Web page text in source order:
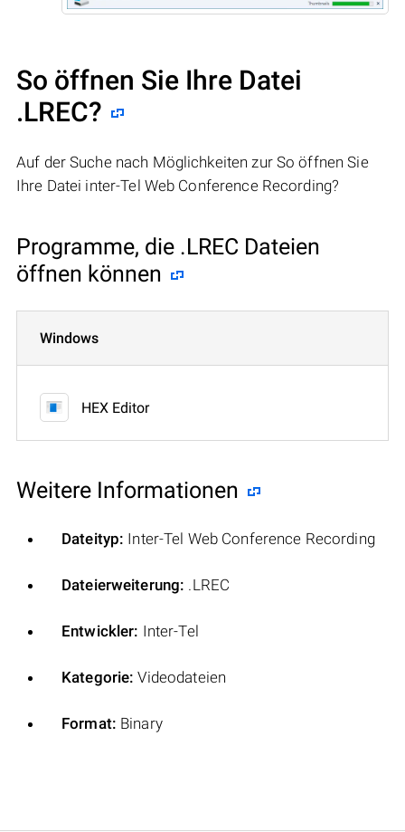
So öffnen Sie Ihre Datei
.LREC?
Auf der Suche nach Möglichkeiten zur So öffnen Sie
Ihre Datei inter-Tel Web Conference Recording?
Programme, die .LREC Dateien
öffnen können
Windows
HEX Editor
Weitere Informationen
Dateityp: Inter-Tel Web Conference Recording
Dateierweiterung: .LREC
Entwickler: Inter-Tel
Kategorie: Videodateien
Format: Binary